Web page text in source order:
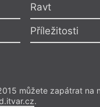
Ravt
Příležitosti
můžete zapátrat na
.